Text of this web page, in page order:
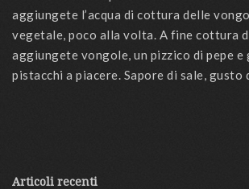
aggiungete l’acqua di cottura delle
vegetale, poco alla volta. A fine cottura
aggiungete vongole, un pizzico di pepe e
pistacchi a piacere. Sapore di sale, gusto
Articoli recenti